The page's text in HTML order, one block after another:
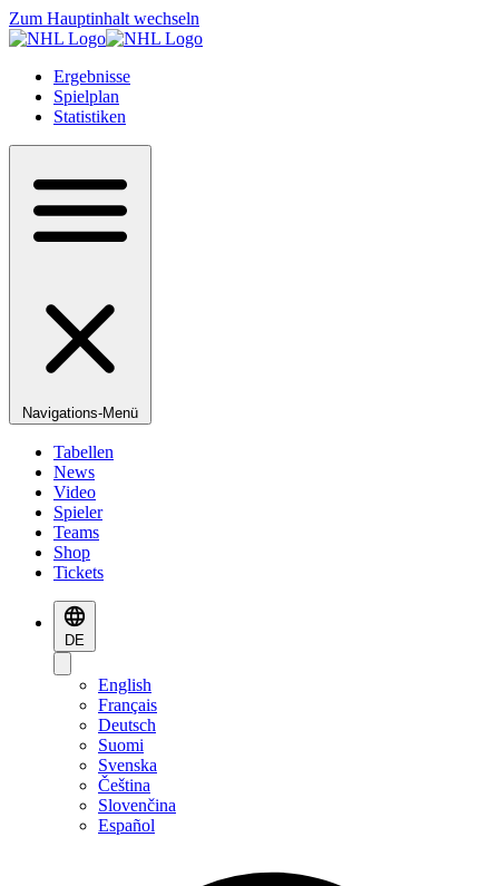
Zum Hauptinhalt wechseln
Ergebnisse
Spielplan
Statistiken
Navigations-Menü
Tabellen
News
Video
Spieler
Teams
Shop
Tickets
DE
English
Français
Deutsch
Suomi
Svenska
Čeština
Slovenčina
Español